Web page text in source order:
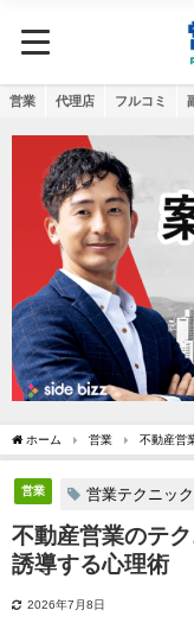
営業 代理店 フルコミ
ホーム 営業 不動産営
営業 営業テクニック
不動産営業のテ
誘導する心理術
2026年7月8日